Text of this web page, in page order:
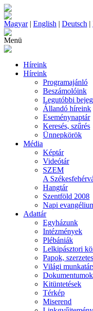
Magyar| English | Deutsch |
Menü
Híreink
Híreink
Programajánló
Beszámolóink
Legutóbbi
Állandó híreink
Eseménynaptár
Keresés, szűrés
Ünnepkörök
Média
Képtár
Videótár
SZEM
A
Hangtár
Szentföld 2008
Napi
Adattár
Egyházunk
Intézmények
Plébániák
Lelkipásztori
Papok,
Világi
Dokumentumok
Kitüntetések
Térkép
Miserend